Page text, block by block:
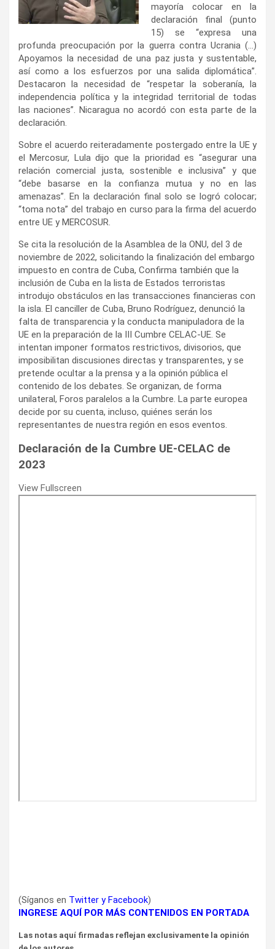
mayoría colocar en la
declaración final (punto
15) se “expresa una
profunda preocupación por la guerra contra Ucrania (…)
Apoyamos la necesidad de una paz justa y sustentable,
así como a los esfuerzos por una salida diplomática”.
Destacaron la necesidad de “respetar la soberanía, la
independencia política y la integridad territorial de todas
las naciones”. Nicaragua no acordó con esta parte de la
declaración.
Sobre el acuerdo reiteradamente postergado entre la UE y
el Mercosur, Lula dijo que la prioridad es “asegurar una
relación comercial justa, sostenible e inclusiva” y que
“debe basarse en la confianza mutua y no en las
amenazas”. En la declaración final solo se logró colocar;
“toma nota” del trabajo en curso para la firma del acuerdo
entre UE y MERCOSUR.
Se cita la resolución de la Asamblea de la ONU, del 3 de
noviembre de 2022, solicitando la finalización del embargo
impuesto en contra de Cuba, Confirma también que la
inclusión de Cuba en la lista de Estados terroristas
introdujo obstáculos en las transacciones financieras con
la isla. El canciller de Cuba, Bruno Rodríguez, denunció la
falta de transparencia y la conducta manipuladora de la
UE en la preparación de la III Cumbre CELAC-UE. Se
intentan imponer formatos restrictivos, divisorios, que
imposibilitan discusiones directas y transparentes, y se
pretende ocultar a la prensa y a la opinión pública el
contenido de los debates. Se organizan, de forma
unilateral, Foros paralelos a la Cumbre. La parte europea
decide por su cuenta, incluso, quiénes serán los
representantes de nuestra región en esos eventos.
Declaración de la Cumbre UE-CELAC de
2023
View Fullscreen
(Síganos en Twitter yFacebook)
INGRESE AQUÍ POR MÁS CONTENIDOS EN PORTADA
Las notas aquí firmadas reflejan exclusivamente la opinión